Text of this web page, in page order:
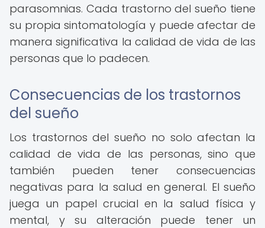
parasomnias. Cada trastorno del sueño tiene
su propia sintomatología y puede afectar de
manera significativa la calidad de vida de las
personas que lo padecen.
Consecuencias de los trastornos
del sueño
Los trastornos del sueño no solo afectan la
calidad de vida de las personas, sino que
también pueden tener consecuencias
negativas para la salud en general. El sueño
juega un papel crucial en la salud física y
mental, y su alteración puede tener un